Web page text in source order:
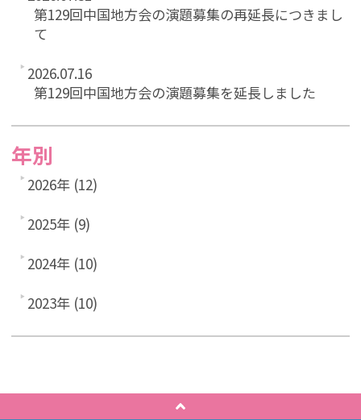
第129回中国地方会の演題募集の再延長につきまし
て
2026.07.16
第129回中国地方会の演題募集を延長しました
年別
2026年 (12)
2025年 (9)
2024年 (10)
2023年 (10)